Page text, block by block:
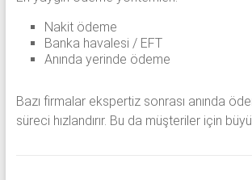
Nakit ödeme
Banka havalesi / EFT
Anında yerinde ödeme
Bazı firmalar ekspertiz sonrası anında
süreci hızlandırır. Bu da müşteriler için